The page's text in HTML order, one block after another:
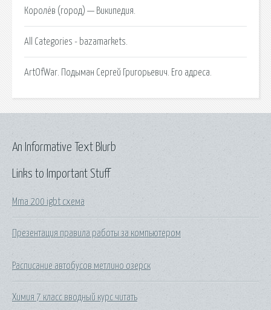
Королёв (город) — Википедия.
All Categories - bazamarkets.
ArtOfWar. Подыман Сергей Григорьевич. Его адреса.
Links to Important Stuff
Mma 200 igbt схема
Презентация правила работы за компьютером
Расписание автобусов метлино озерск
Химия 7 класс вводный курс читать
An Informative Text Blurb